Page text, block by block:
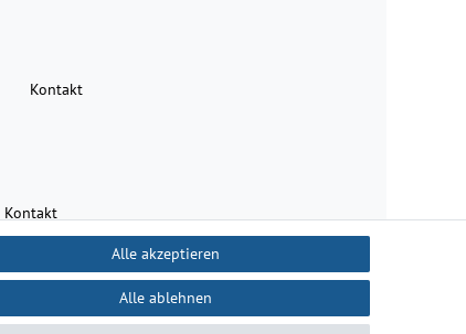
Kontakt
Alle akzeptieren
Alle ablehnen
Kontakt